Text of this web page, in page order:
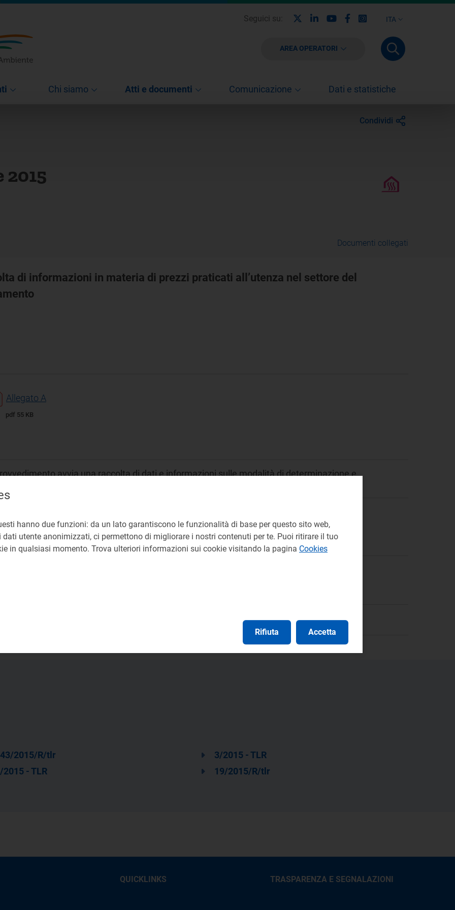
ITA
Seguici su: LinkedinYoutubeFacebook
Instagram
AREA OPERATORI
Chi siamo Atti e documenti Comunicazione Dati e statistiche
Condividi
2015
Documenti collegati
di informazioni in materia di prezzi praticati all’utenza nel settore del
Allegato A
pdf 55 KB
avvia una raccolta di dati e informazioni sulle modalità di determinazione e
Regolazione Teleriscaldamento e Teleraffrescamento - Ufficio Speciale
2015/R/tlr
3/2015 - TLR
2015 - TLR
19/2015/R/tlr
QUICKLINKS TRASPARENZA E SEGNALAZIONI
hanno due funzioni: da un lato garantiscono le funzionalità di base per questo sito web,
utente anonimizzati, ci permettono di migliorare i nostri contenuti per te. Puoi ritirare il tuo
in qualsiasi momento. Trova ulteriori informazioni sui cookie visitando la pagina Cookies
Rifiuta Accetta